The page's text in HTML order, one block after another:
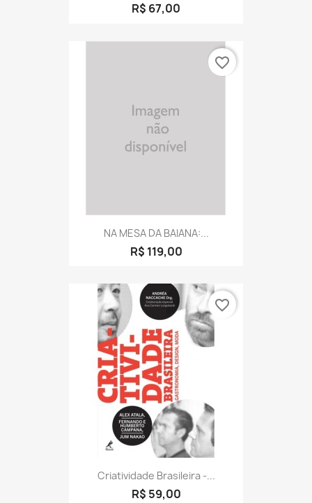
R$ 67,00
NA MESA DA BAIANA:...
R$ 119,00
favorite_border
Criatividade Brasileira -...
R$ 59,00
favorite_border